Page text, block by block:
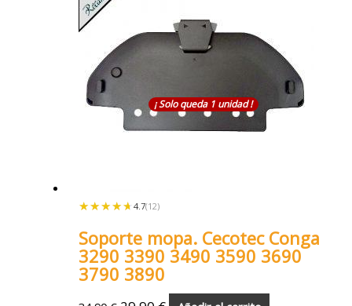
¡ Solo queda 1 unidad !
★★★★★
★★★★★ 4.7(12)
Soporte mopa. Cecotec Conga
3290 3390 3490 3590 3690
3790 3890